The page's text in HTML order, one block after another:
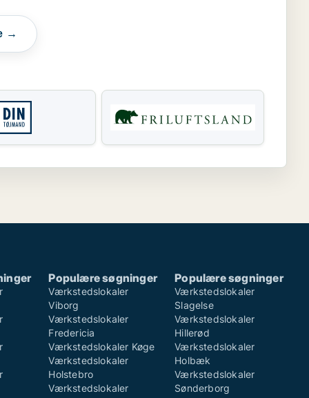
→
Populære søgninger
Værkstedslokaler
Viborg
Værkstedslokaler
Fredericia
Værkstedslokaler Køge
Værkstedslokaler
Holstebro
Værkstedslokaler
Populære søgninger
Værkstedslokaler
Slagelse
Værkstedslokaler
Hillerød
Værkstedslokaler
Holbæk
Værkstedslokaler
Sønderborg